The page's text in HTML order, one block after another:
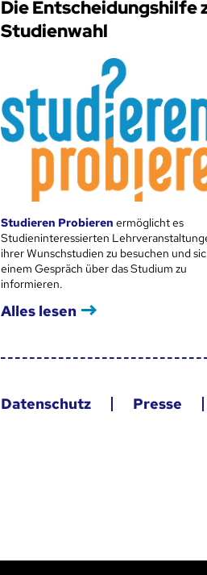
Die Entscheidungshilfe
Studienwahl
Studieren Probieren ermöglicht es
Studieninteressierten
ihrer Wunschstudien zu besuchen und
einem Gespräch über das Studium zu
informieren.
Alles lesen
Datenschutz Presse